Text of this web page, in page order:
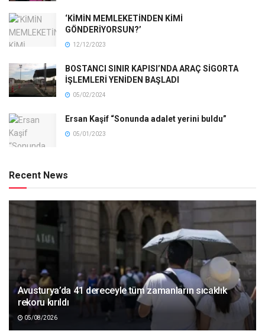
‘KİMİN MEMLEKETİNDEN KİMİ
GÖNDERİYORSUN?’
12/12/2023
BOSTANCI SINIR KAPISI’NDA ARAÇ SİGORTA
İŞLEMLERİ YENİDEN BAŞLADI
05/02/2024
Ersan Kaşif “Sonunda adalet yerini buldu”
05/01/2023
Recent News
Avusturya’da 41 dereceyle tüm zamanların sıcaklık
rekoru kırıldı
05/08/2026